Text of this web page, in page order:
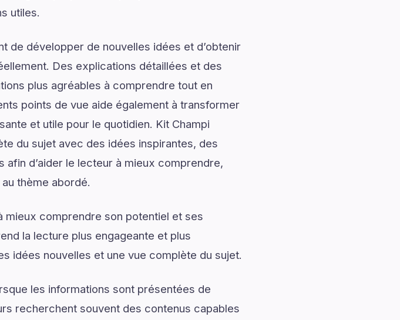
utiles.
de développer de nouvelles idées et d’obtenir
Des explications détaillées et des
plus agréables à comprendre tout en
points de vue aide également à transformer
et utile pour le quotidien. Kit Champi
du sujet avec des idées inspirantes, des
d’aider le lecteur à mieux comprendre,
thème abordé.
mieux comprendre son potentiel et ses
la lecture plus engageante et plus
idées nouvelles et une vue complète du sujet.
les informations sont présentées de
recherchent souvent des contenus capables